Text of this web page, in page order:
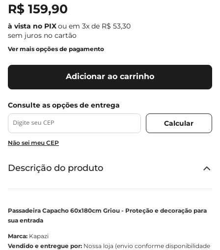
R$ 159,90
ou em 3x de R$ 53,30
sem juros no cartão
Ver mais opções de pagamento
Adicionar ao carrinho
Não sei meu CEP
Descrição do produto
Passadeira Capacho 60x180cm Griou - Proteção e decoração para
sua entrada
Marca: Kapazi
Vendido e entregue por: Nossa loja (envio conforme disponibilidade